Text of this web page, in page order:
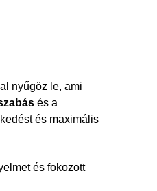
nyűgöz le, ami
és a
és maximális
és fokozott